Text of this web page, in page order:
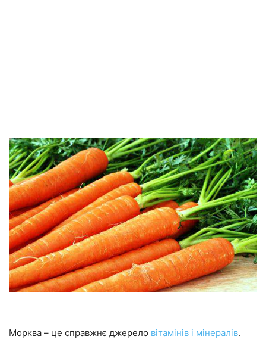
Морква – це справжнє джерело вітамінів і мінералів.